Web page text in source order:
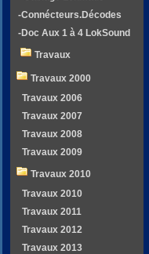
-Connécteurs.Décodes
-Doc Aux 1 à 4 LokSound
Travaux
Travaux 2000
Travaux 2006
Travaux 2007
Travaux 2008
Travaux 2009
Travaux 2010
Travaux 2010
Travaux 2011
Travaux 2012
Travaux 2013